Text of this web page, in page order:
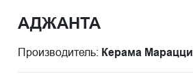
АДЖАНТА
Производитель: Керама Марацци